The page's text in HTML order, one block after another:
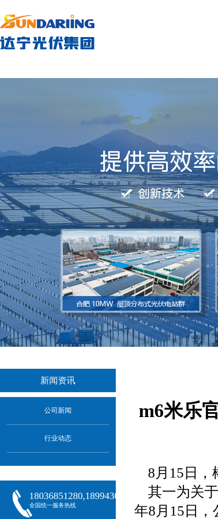
新闻资讯
公司新闻
行业动态
18036851280,18994301288,18068407382
全国统一服务热线
m6米乐
8月15日，
其一为关
年8月15日